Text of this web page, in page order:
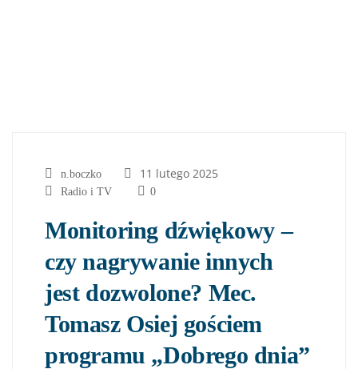
n.boczko 11 lutego 2025
Radio i TV 0
Monitoring dźwiękowy –
czy nagrywanie innych
jest dozwolone? Mec.
Tomasz Osiej gościem
programu „Dobrego dnia”